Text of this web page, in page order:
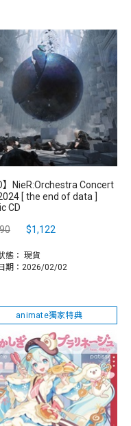
】NieR:Orchestra Concert
[ the end of data ]
CD
$1,122
態： 現貨
期：2026/02/02
animate獨家特典